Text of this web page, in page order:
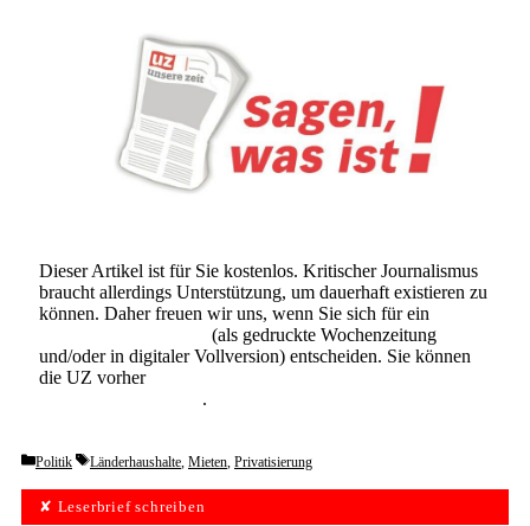
Dieser Artikel ist für Sie kostenlos. Kritischer Journalismus
braucht allerdings Unterstützung, um dauerhaft existieren zu
können. Daher freuen wir uns, wenn Sie sich für ein
(als gedruckte Wochenzeitung
und/oder in digitaler Vollversion) entscheiden. Sie können
die UZ vorher
.
Categories
Politik Tags
Länderhaushalte, Mieten, Privatisierung
✘ Leserbrief schreiben